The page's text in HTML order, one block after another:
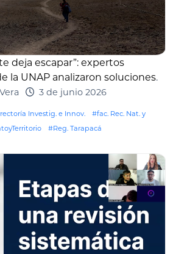
deja escapar”: expertos
la UNAP analizaron soluciones.
3 de junio 2026
Investig. e Innov.
#fac. Rec. Nat. y
#Reg. Tarapacá